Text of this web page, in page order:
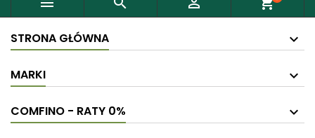
STRONA GŁÓWNA
MARKI
COMFINO - RATY 0%
Anuluj Zaloguj